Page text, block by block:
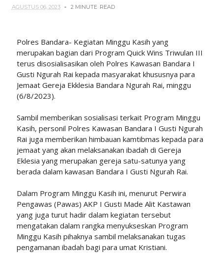
AGUSTUS 06, 2023 2 MINUTE READ
Polres Bandara- Kegiatan Minggu Kasih yang
merupakan bagian dari Program Quick Wins Triwulan III
terus disosialisasikan oleh Polres Kawasan Bandara I
Gusti Ngurah Rai kepada masyarakat khususnya para
Jemaat Gereja Ekklesia Bandara Ngurah Rai, minggu
(6/8/2023).
Sambil memberikan sosialisasi terkait Program Minggu
Kasih, personil Polres Kawasan Bandara I Gusti Ngurah
Rai juga memberikan himbauan kamtibmas kepada para
jemaat yang akan melaksanakan ibadah di Gereja
Eklesia yang merupakan gereja satu-satunya yang
berada dalam kawasan Bandara I Gusti Ngurah Rai.
Dalam Program Minggu Kasih ini, menurut Perwira
Pengawas (Pawas) AKP I Gusti Made Alit Kastawan
yang juga turut hadir dalam kegiatan tersebut
mengatakan dalam rangka menyukseskan Program
Minggu Kasih pihaknya sambil melaksanakan tugas
pengamanan ibadah bagi para umat Kristiani.